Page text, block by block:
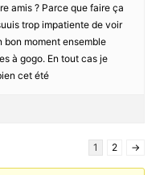
amis ? Parce que faire ça
trop impatiente de voir
bon moment ensemble
à gogo. En tout cas je
cet été
1 2 →